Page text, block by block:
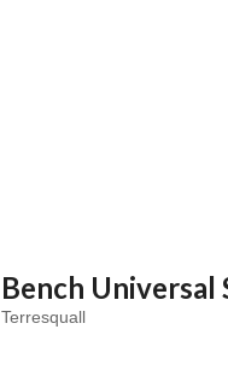
Bench Universal
Terresquall